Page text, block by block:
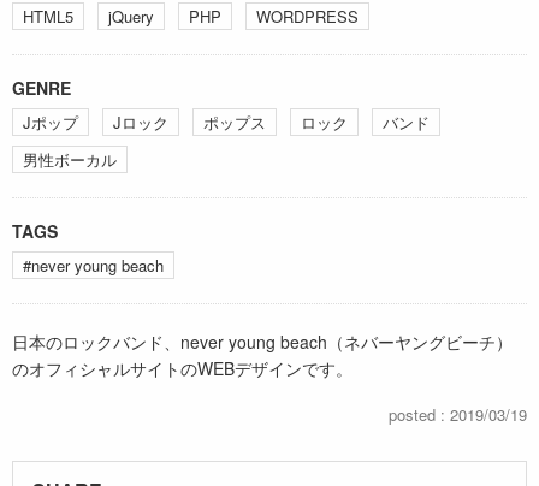
HTML5 jQuery PHP WORDPRESS
GENRE
Jポップ Jロック ポップス ロック
バンド
男性ボーカル
TAGS
#never young beach
日本のロックバンド、never young beach（ネバーヤングビーチ）
のオフィシャルサイトのWEBデザインです。
posted : 2019/03/19